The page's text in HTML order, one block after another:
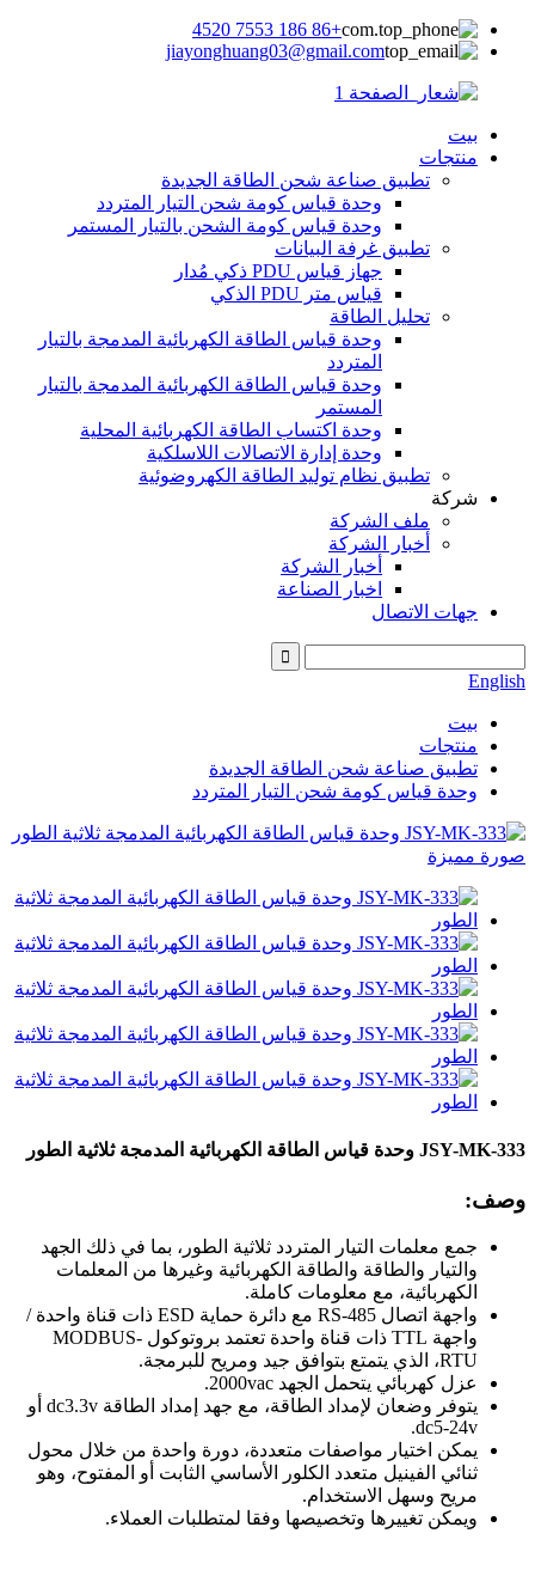
+86 186 7553 4520
jiayonghuang03@gmail.com
بيت
منتجات
تطبيق صناعة شحن الطاقة الجديدة
وحدة قياس كومة شحن التيار المتردد
وحدة قياس كومة الشحن بالتيار المستمر
تطبيق غرفة البيانات
جهاز قياس PDU ذكي مُدار
قياس متر PDU الذكي
تحليل الطاقة
وحدة قياس الطاقة الكهربائية المدمجة بالتيار
المتردد
وحدة قياس الطاقة الكهربائية المدمجة بالتيار
المستمر
وحدة اكتساب الطاقة الكهربائية المحلية
وحدة إدارة الاتصالات اللاسلكية
تطبيق نظام توليد الطاقة الكهروضوئية
شركة
ملف الشركة
أخبار الشركة
أخبار الشركة
اخبار الصناعة
جهات الاتصال
English
بيت
منتجات
تطبيق صناعة شحن الطاقة الجديدة
وحدة قياس كومة شحن التيار المتردد
JSY-MK-333 وحدة قياس الطاقة الكهربائية المدمجة ثلاثية الطور
وصف:
جمع معلمات التيار المتردد ثلاثية الطور، بما في ذلك الجهد
والتيار والطاقة والطاقة الكهربائية وغيرها من المعلمات
الكهربائية، مع معلومات كاملة.
واجهة اتصال RS-485 مع دائرة حماية ESD ذات قناة واحدة /
واجهة TTL ذات قناة واحدة تعتمد بروتوكول MODBUS-
RTU، الذي يتمتع بتوافق جيد ومريح للبرمجة.
عزل كهربائي يتحمل الجهد 2000vac.
يتوفر وضعان لإمداد الطاقة، مع جهد إمداد الطاقة dc3.3v أو
dc5-24v.
يمكن اختيار مواصفات متعددة، دورة واحدة من خلال محول
ثنائي الفينيل متعدد الكلور الأساسي الثابت أو المفتوح، وهو
مريح وسهل الاستخدام.
ويمكن تغييرها وتخصيصها وفقا لمتطلبات العملاء.